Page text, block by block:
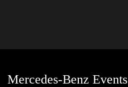
Mercedes-Benz Events